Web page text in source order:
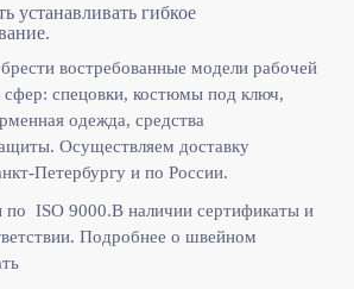
устанавливать гибкое
востребованные модели рабочей
спецовки, костюмы под ключ,
одежда, средства
Осуществляем доставку
Петербургу и по России.
по ISO 9000.В наличии сертификаты и
Подробнее о швейном